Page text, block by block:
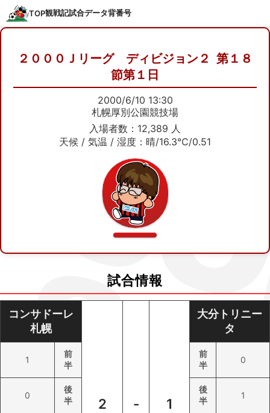
TOP観戦記試合データ背番号
２０００Ｊリーグ ディビジョン２ 第１８
節第１日
2000/6/10 13:30
札幌厚別公園競技場
入場者数：12,389 人
天候 / 気温 / 湿度：晴/16.3℃/0.51
試合情報
コンサドーレ
札幌
2 - 1
大分トリニー
タ
1
前
半
前
半
0
0
後
半
後
半
1